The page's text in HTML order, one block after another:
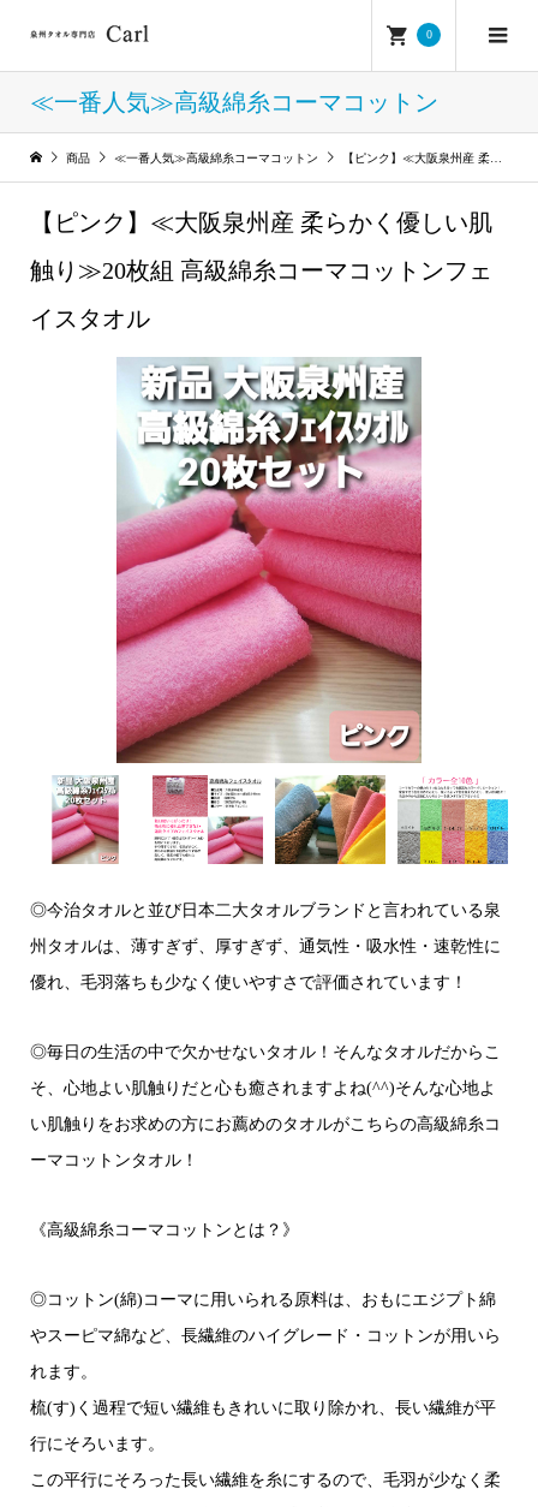
0
≪一番人気≫高級綿糸コーマコットン
商品 ≪一番人気≫高級綿糸コーマコットン 【ピンク】≪大阪泉州産 柔らかく優しい肌触り≫20枚組 高級綿糸コーマコットンフェイスタオル
【ピンク】≪大阪泉州産 柔らかく優しい肌
触り≫20枚組 高級綿糸コーマコットンフェ
イスタオル
◎今治タオルと並び日本二大タオルブランドと言われている泉
州タオルは、薄すぎず、厚すぎず、通気性・吸水性・速乾性に
優れ、毛羽落ちも少なく使いやすさで評価されています！
◎毎日の生活の中で欠かせないタオル！そんなタオルだからこ
そ、心地よい肌触りだと心も癒されますよね(^^)そんな心地よ
い肌触りをお求めの方にお薦めのタオルがこちらの高級綿糸コ
ーマコットンタオル！
《高級綿糸コーマコットンとは？》
◎コットン(綿)コーマに用いられる原料は、おもにエジプト綿
やスーピマ綿など、長繊維のハイグレード・コットンが用いら
れます。
梳(す)く過程で短い繊維もきれいに取り除かれ、長い繊維が平
行にそろいます。
この平行にそろった長い繊維を糸にするので、毛羽が少なく柔